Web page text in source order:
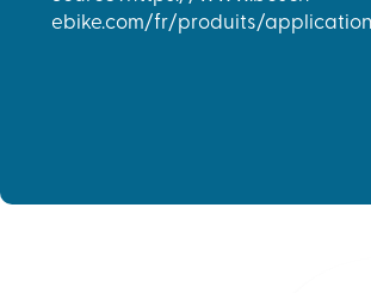
ebike.com/fr/produits/